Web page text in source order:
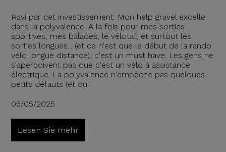
Ravi par cet investissement. Mon help gravel excelle
dans la polyvalence. A la fois pour mes sorties
sportives, mes balades, le vélotaf, et surtout les
sorties longues... (et ce n'est que le début de la rando
vélo longue distance), c'est un must have. Les gens ne
s'aperçoivent pas que c'est un vélo à assistance
électrique. La polyvalence n'empêche pas quelques
petits défauts (et oui
05/05/2025
Lesen Sie mehr